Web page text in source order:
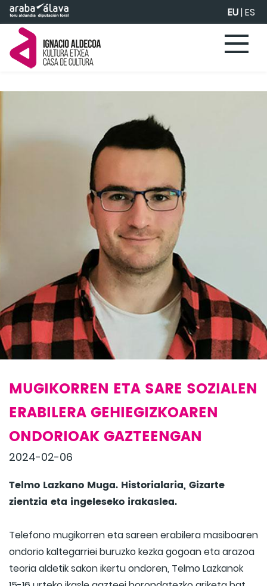
Eduki nagusira joan EU|ES
MUGIKORREN ETA SARE SOZIALEN
ERABILERA GEHIEGIZKOAREN
ONDORIOAK GAZTEENGAN
2024-02-06
Telmo Lazkano Muga. Historialaria, Gizarte
zientzia eta ingeleseko irakaslea.
Telefono mugikorren eta sareen erabilera masiboaren
ondorio kaltegarriei buruzko kezka gogoan eta arazoa
teoria aldetik sakon ikertu ondoren, Telmo Lazkanok